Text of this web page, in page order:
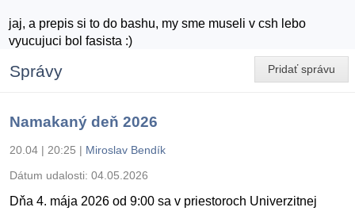
jaj, a prepis si to do bashu, my sme museli v csh lebo
vyucujuci bol fasista :)
Pridať správu
Správy
Namakaný deň 2026
20.04 | 20:25 | Miroslav Bendík
Dátum udalosti: 04.05.2026
Dňa 4. mája 2026 od 9:00 sa v priestoroch Univerzitnej